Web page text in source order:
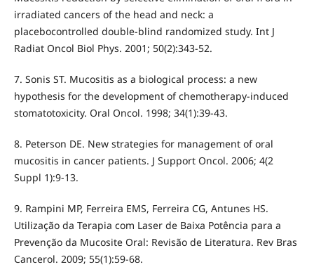
irradiated cancers of the head and neck: a
placebocontrolled double-blind randomized study. Int J
Radiat Oncol Biol Phys. 2001; 50(2):343-52.
7. Sonis ST. Mucositis as a biological process: a new
hypothesis for the development of chemotherapy-induced
stomatotoxicity. Oral Oncol. 1998; 34(1):39-43.
8. Peterson DE. New strategies for management of oral
mucositis in cancer patients. J Support Oncol. 2006; 4(2
Suppl 1):9-13.
9. Rampini MP, Ferreira EMS, Ferreira CG, Antunes HS.
Utilização da Terapia com Laser de Baixa Potência para a
Prevenção da Mucosite Oral: Revisão de Literatura. Rev Bras
Cancerol. 2009; 55(1):59-68.